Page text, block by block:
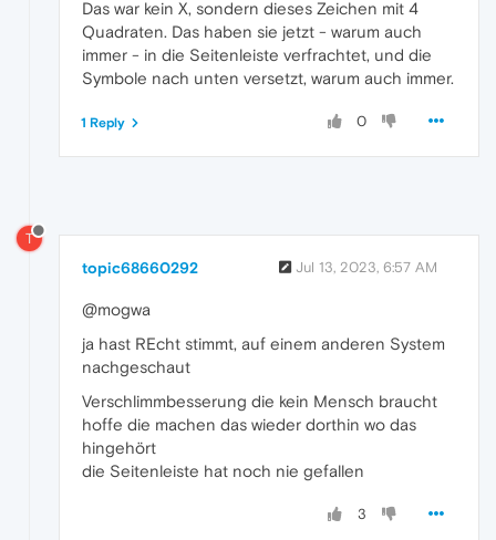
Das war kein X, sondern dieses Zeichen mit 4
Quadraten. Das haben sie jetzt - warum auch
immer - in die Seitenleiste verfrachtet, und die
Symbole nach unten versetzt, warum auch immer.
0
1 Reply
T
topic68660292 Jul 13, 2023, 6:57 AM
@mogwa
ja hast REcht stimmt, auf einem anderen System
nachgeschaut
Verschlimmbesserung die kein Mensch braucht
hoffe die machen das wieder dorthin wo das
hingehört
die Seitenleiste hat noch nie gefallen
3